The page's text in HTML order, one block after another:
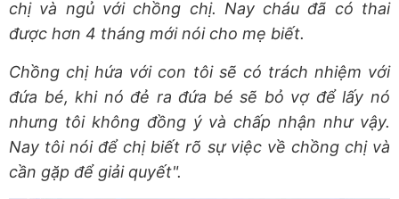
chị và ngủ với chồng chị. Nay cháu đã có thai
được hơn 4 tháng mới nói cho mẹ biết.
Chồng chị hứa với con tôi sẽ có trách nhiệm với
đứa bé, khi nó đẻ ra đứa bé sẽ bỏ vợ để lấy nó
nhưng tôi không đồng ý và chấp nhận như vậy.
Nay tôi nói để chị biết rõ sự việc về chồng chị và
cần gặp để giải quyết".